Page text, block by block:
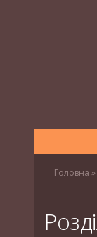
Головна »